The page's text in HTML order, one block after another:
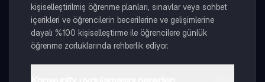
kişiselleştirilmiş öğrenme planları, sınavlar veya sohbet
içerikleri ve öğrencilerin becerilerine ve gelişimlerine
dayalı %100 kişiselleştirme ile öğrencilere günlük
öğrenme zorluklarında rehberlik ediyor.